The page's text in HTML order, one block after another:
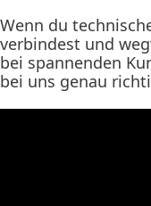
Wenn du
verbindest und
bei spannenden
bei uns genau